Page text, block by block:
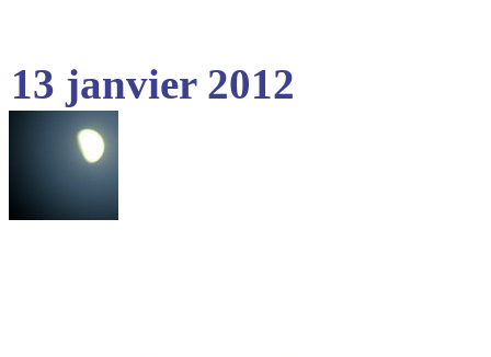
13 janvier 2012